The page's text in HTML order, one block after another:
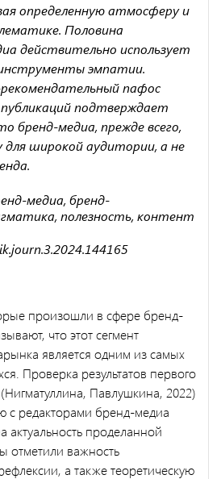
определенную атмосферу и
Половина
действительно использует
эмпатии.
пафос
публикаций подтверждает
бренд-медиа, прежде всего,
для широкой аудитории, а не
медиа, бренд-
полезность, контент
произошли в сфере бренд-
что этот сегмент
является одним из самых
Проверка результатов первого
Павлушкина, 2022)
редакторами бренд-медиа
актуальность проделанной
отметили важность
а также теоретическую